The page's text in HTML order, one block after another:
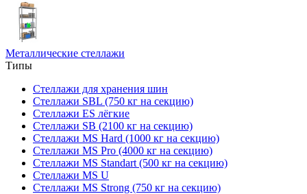
Металлические стеллажи
Типы
Стеллажи для хранения шин
Стеллажи SBL (750 кг на секцию)
Стеллажи ES лёгкие
Стеллажи SB (2100 кг на секцию)
Стеллажи MS Hard (1000 кг на секцию)
Стеллажи MS Pro (4000 кг на секцию)
Стеллажи MS Standart (500 кг на секцию)
Стеллажи MS U
Стеллажи MS Strong (750 кг на секцию)